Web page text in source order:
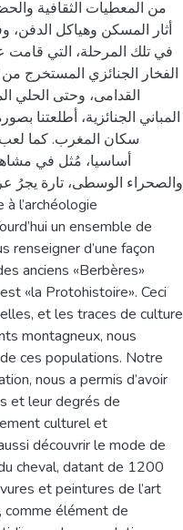
من المعطيات الثقافية
أثار المسكن وهياكل الدفن،
في تلك المرحلة، التي قامت
الفخار الجنائزي المستخرج
القدامى، وحتى الحلي
المباني الجنائزية، أطلعتنا
سكان المغرب. كما لعب
أساسيا، مُثل في
والصحراء الوسطى، تارة
un ensemble de
renseigner d’une façon
anciens «Berbères»
«la Protohistoire». Ceci
et les traces de culture
montagneux, nous
ces populations. Notre
nous a permis d’avoir
et leur degrés de
culturel et
découvrir le mode de
cheval, datant de 1200
et peintures de l’art
comme élément de